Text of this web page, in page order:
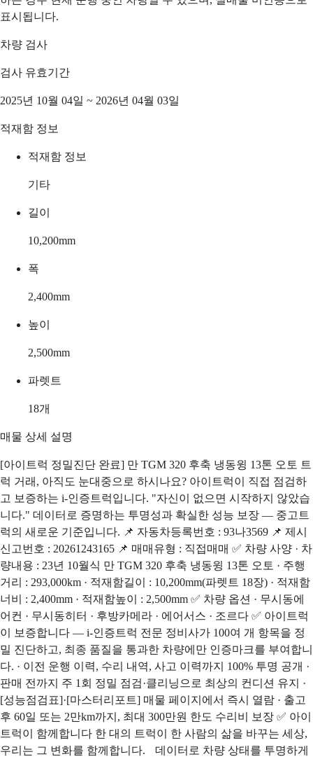
표시됩니다.
차량 검사
검사 유효기간
2025년 10월 04일 ~ 2026년 04월 03일
적재함 정보
적재함 정보
기타
길이
10,200mm
폭
2,400mm
높이
2,500mm
파렛트
18개
매물 상세 설명
[아이트럭 정밀진단 완료] 만 TGM 320 후축 냉동윙 13톤 오토 트
럭 거래, 아직도 눈대중으로 하시나요? 아이트럭이 직접 점검하
고 보증하는 i-인증트럭입니다. "자신이 없으면 시작하지 않았습
니다." 데이터로 증명하는 투명성과 확실한 성능 보장 — 중고트
럭의 새로운 기준입니다. 📌 자동차등록번호 : 93나3569 📌 제시
신고번호 : 20261243165 📌 매매유형 : 직접매매 ✅ 차량 사양 · 차
량내용 : 23년 10월식 만 TGM 320 후축 냉동윙 13톤 오토 · 주행
거리 : 293,000km · 적재함길이 : 10,200mm(파렛트 18장) · 적재함
너비 : 2,400mm · 적재함높이 : 2,500mm ✅ 차량 옵션 · 무시동에
어컨 · 무시동히터 · 후방카메라 · 에어서스 · 조르다 ✅ 아이트럭
이 보증합니다 — i-인증트럭 전문 정비사가 100여 개 항목을 정
밀 진단하고, 최종 품질을 통과한 차량에만 인증마크를 부여합니
다. · 이전 운행 이력, 수리 내역, 사고 이력까지 100% 투명 공개 ·
판매 전까지 주 1회 정밀 점검·클리닝으로 최상의 컨디션 유지 ·
[성능점검표]·[마스터리포트] 매물 페이지에서 즉시 열람 · 출고
후 60일 또는 2만km까지, 최대 300만원 한도 수리비 보장 ✅ 아이
트럭이 함께합니다 한 대의 트럭이 한 사람의 삶을 바꾸는 세상,
우리는 그 변화를 함께합니다. 데이터로 차량 상태를 투명하게